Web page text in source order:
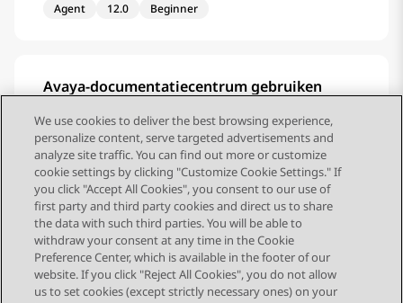
Agent
12.0 Beginner
Avaya-documentatiecentrum gebruiken
Startpagina Taakhulpmiddel
Beginner
Gevorderd
1 2
We use cookies to deliver the best browsing experience,
personalize content, serve targeted advertisements and
analyze site traffic. You can find out more or customize
cookie settings by clicking "Customize Cookie Settings." If
you click "Accept All Cookies", you consent to our use of
first party and third party cookies and direct us to share
the data with such third parties. You will be able to
withdraw your consent at any time in the Cookie
Preference Center, which is available in the footer of our
website. If you click "Reject All Cookies", you do not allow
us to set cookies (except strictly necessary ones) on your